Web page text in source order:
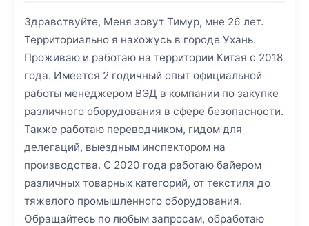
Здравствуйте, Меня зовут Тимур, мне 26 лет.
Территориально я нахожусь в городе Ухань.
Проживаю и работаю на территории Китая с 2018
года. Имеется 2 годичный опыт официальной
работы менеджером ВЭД в компании по закупке
различного оборудования в сфере безопасности.
Также работаю переводчиком, гидом для
делегаций, выездным инспектором на
производства. С 2020 года работаю байером
различных товарных категорий, от текстиля до
тяжелого промышленного оборудования.
Обращайтесь по любым запросам, обработаю